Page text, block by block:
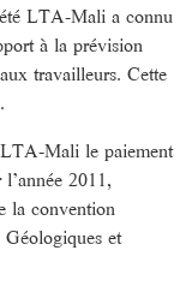
LTA-Mali a connu
à la prévision
travailleurs. Cette
Mali le paiement
2011,
la convention
et